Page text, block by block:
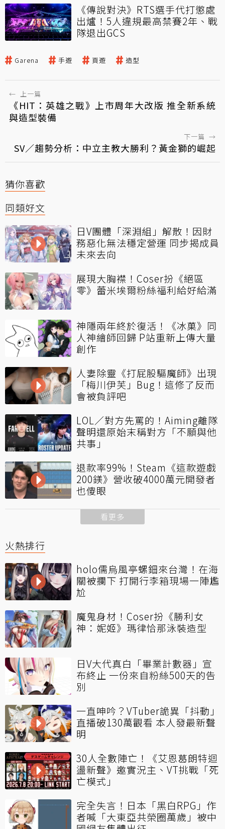
《傳說對決》RTS選手代打懲處
出爐！5人違規最高禁賽2年、戰
隊退出GCS
Garena 手遊 頁遊 造型
← 上一篇
《HIT：英雄之戰》上市周年大改版 推全新系統
與造型裝備
下一篇 →
SV／趨勢分析：中立主教大勝利？黃金獅的崛起
猜你喜歡
同類好文
日V團體「深淵組」解散！因財
務惡化無法穩定營運 同步揭成員
未來去向
展現大胸襟！Coser扮《絕區
零》蕾米埃爾粉絲福利給好給滿
神隱兩年終於復活！《冰菓》同
人神繪師回歸 P站重新上傳大量
創作
人妻除靈《打屁股驅魔師》出現
「梅川伊芙」Bug！這修了反而
會被負評吧
LOL／對方先罵的！Aiming離隊
聲明還原始末稱對方「不願與他
共事」
退款率99%！Steam《這款遊戲
200鎂》營收破4000萬元開發者
也傻眼
看更多
火熱排行
holo儒烏風亭螺鈿來台灣！在海
關被攔下 打開行李箱現場一陣尷
尬
魔鬼身材！Coser扮《勝利女
神：妮姬》瑪律恰那泳裝造型
日V大代真白「畢業計數器」宣
布終止 一份來自粉絲500天的告
別
一直呻吟？VTuber詭異「抖動」
直播破130萬觀看 本人發最新聲
明
30人全數陣亡！《艾恩葛朗特迴
盪新聲》邀實況主、VT挑戰「死
亡模式」
完全失言！日本「黑白RPG」作
者喊「大東亞共榮圈萬歲」被中